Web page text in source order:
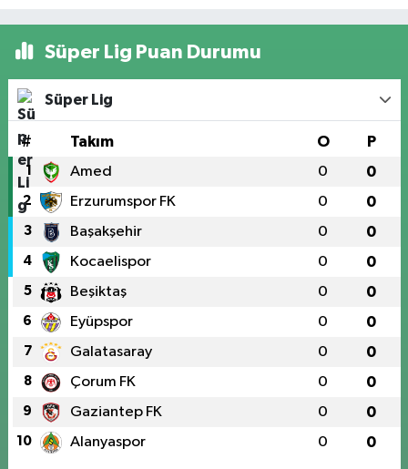
Süper Lig Puan Durumu
Süper Lig
# Takım O P
1 Amed 0 0
2 Erzurumspor FK 0 0
3 Başakşehir 0 0
4 Kocaelispor 0 0
5 Beşiktaş 0 0
6 Eyüpspor 0 0
7 Galatasaray 0 0
8 Çorum FK 0 0
9 Gaziantep FK 0 0
10 Alanyaspor 0 0